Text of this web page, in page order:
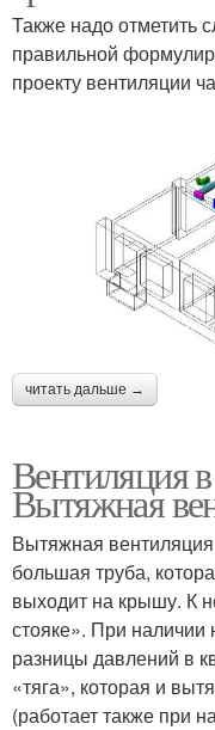
Также надо отметить
правильной
проекту вентиляции
читать дальше →
Вентиляция
Вытяжная
Вытяжная
большая труба,
выходит на крышу. К
стояке». При наличии
разницы давлений в
«тяга», которая и
(работает также при